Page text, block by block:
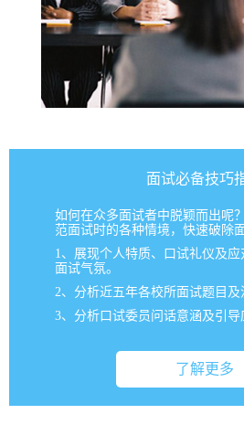
面试必备技巧
如何在众多面试者中脱颖而出呢
范面试时的各种情境，快速破除
1、展现个人特质、口试礼仪及
面试气氛。
2、分析近五年各校所面试题目及
3、分析口试委员问话意涵及引导
了解更多